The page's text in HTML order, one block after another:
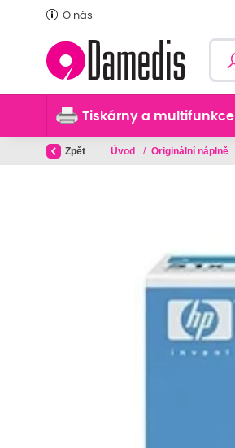
O nás
Tiskárny a multifunkce
Zpět Úvod / Originální náplně